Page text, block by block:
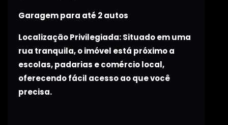
Garagem para até 2 autos
Localização Privilegiada: Situado em uma
rua tranquila, o imóvel está próximo a
escolas, padarias e comércio local,
oferecendo fácil acesso ao que você
precisa.